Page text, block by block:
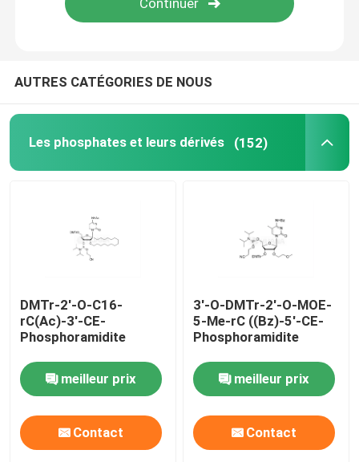
AUTRES CATÉGORIES DE NOUS
Les phosphates et leurs dérivés (152)
DMTr-2'-O-C16-
rC(Ac)-3'-CE-
Phosphoramidite
meilleur prix
Contact
3'-O-DMTr-2'-O-MOE-
5-Me-rC ((Bz)-5'-CE-
Phosphoramidite
meilleur prix
Contact